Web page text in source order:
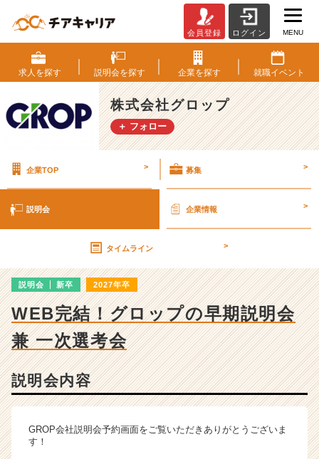
式
会
社
グ
ロ
ッ
明
細
|
ン
チ
ャ
ー・
成
長
か
ス
会員登録 ログイン MENU
求人を探す 説明会を探す 企業を探す 就職イベント
株式会社グロップ
＋ フォロー
企業TOP > 募集 >
説明会 企業情報 >
タイムライン >
説明会 新卒 2027年卒
WEB完結！グロップの早期説明会
兼 一次選考会
説明会内容
GROP会社説明会予約画面をご覧いただきありがとうございま
す！